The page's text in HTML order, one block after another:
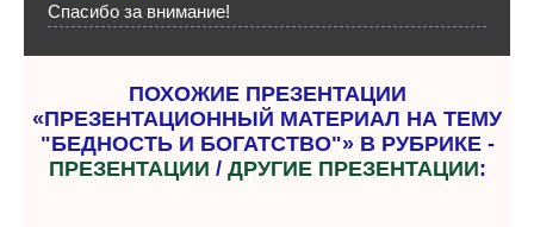
Спасибо за внимание!
ПОХОЖИЕ ПРЕЗЕНТАЦИИ
«ПРЕЗЕНТАЦИОННЫЙ МАТЕРИАЛ НА ТЕМУ
"БЕДНОСТЬ И БОГАТСТВО"» В РУБРИКЕ -
ПРЕЗЕНТАЦИИ / ДРУГИЕ ПРЕЗЕНТАЦИИ: